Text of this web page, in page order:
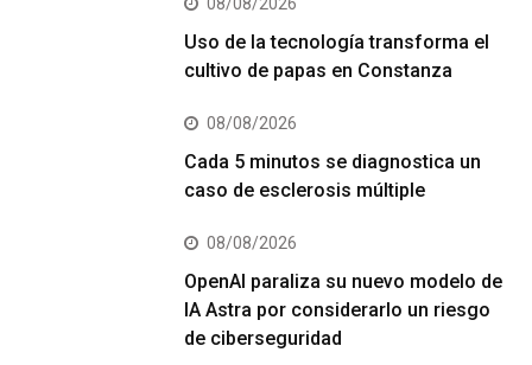
Uso de la tecnología transforma el
cultivo de papas en Constanza
08/08/2026
Cada 5 minutos se diagnostica un
caso de esclerosis múltiple
08/08/2026
OpenAI paraliza su nuevo modelo de
IA Astra por considerarlo un riesgo
de ciberseguridad